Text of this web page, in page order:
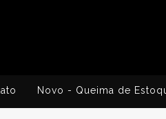
Novo - Queima de